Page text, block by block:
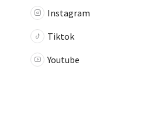
Instagram
Tiktok
Youtube